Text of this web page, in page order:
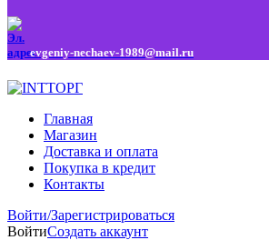
evgeniy-nechaev-1989@mail.ru
Главная
Магазин
Доставка и оплата
Покупка в кредит
Контакты
Войти/Зарегистрироваться
ВойтиСоздать аккаунт